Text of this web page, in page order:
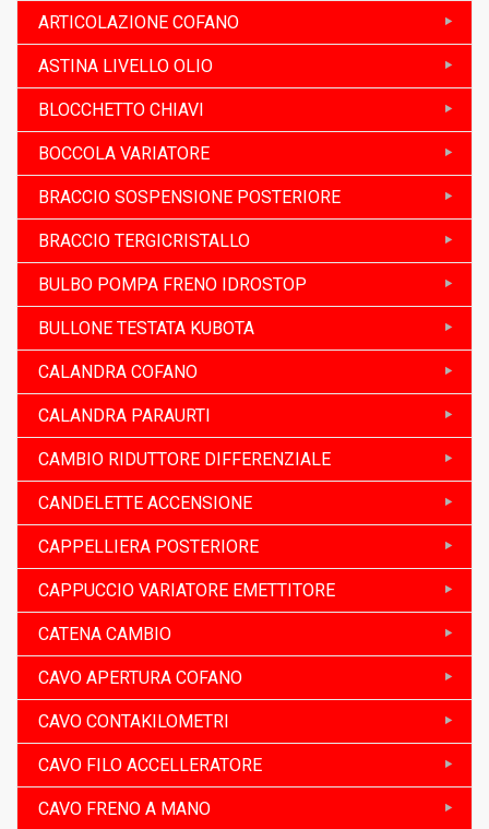
ARTICOLAZIONE COFANO
ASTINA LIVELLO OLIO
BLOCCHETTO CHIAVI
BOCCOLA VARIATORE
BRACCIO SOSPENSIONE POSTERIORE
BRACCIO TERGICRISTALLO
BULBO POMPA FRENO IDROSTOP
BULLONE TESTATA KUBOTA
CALANDRA COFANO
CALANDRA PARAURTI
CAMBIO RIDUTTORE DIFFERENZIALE
CANDELETTE ACCENSIONE
CAPPELLIERA POSTERIORE
CAPPUCCIO VARIATORE EMETTITORE
CATENA CAMBIO
CAVO APERTURA COFANO
CAVO CONTAKILOMETRI
CAVO FILO ACCELLERATORE
CAVO FRENO A MANO